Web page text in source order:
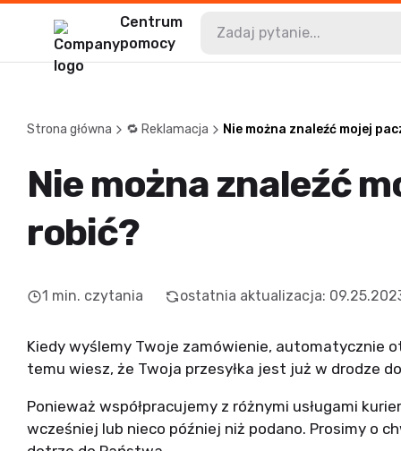
Centrum
pomocy
Strona główna 🔁 Reklamacja Nie można znaleźć mojej
Nie można znaleźć
robić?
1 min. czytania ostatnia aktualizacja:
Kiedy wyślemy Twoje zamówienie, automatycznie
temu wiesz, że Twoja przesyłka jest już w drodze
Ponieważ współpracujemy z różnymi usługami
wcześniej lub nieco później niż podano. Prosimy o